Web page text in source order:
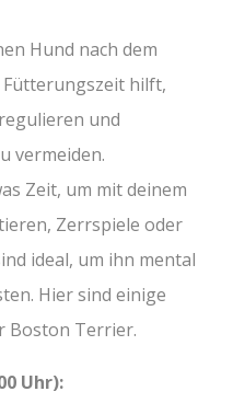
Hund nach dem
Fütterungszeit hilft,
und
vermeiden.
Zeit, um mit deinem
Zerrspiele oder
ideal, um ihn mental
Hier sind einige
Boston Terrier.
Uhr):